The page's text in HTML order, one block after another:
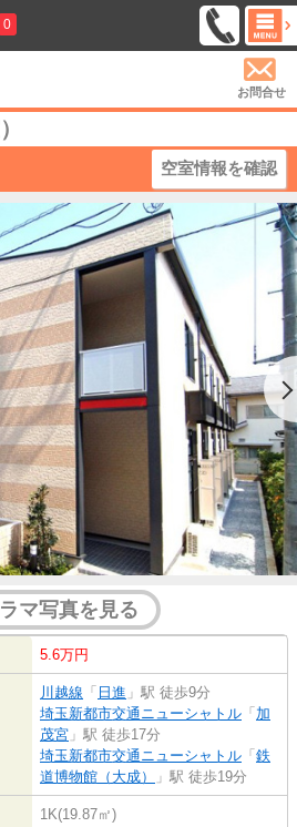
0
お問合せ
空室情報を確認
マ写真を見る
5.6万円
川越線 「 日進 」駅 徒歩9分
埼玉新都市交通ニューシャトル 「 加
茂宮 」駅 徒歩17分
埼玉新都市交通ニューシャトル 「 鉄
道博物館（大成）
」駅 徒歩19分
1K(19.87㎡)